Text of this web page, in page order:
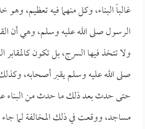
غالباً البناء، وكل منهما فيه تعظيم،
الرسول صلى الله عليه وسلم، وهي أن
ولا تتخذ فيها السرج، بل تكون كالمقابر
صلى الله عليه وسلم يقبر أصحابه،
حتى حدث بعد ذلك ما حدث من البناء
مساجد، ووقعت في ذلك المخالفة لما